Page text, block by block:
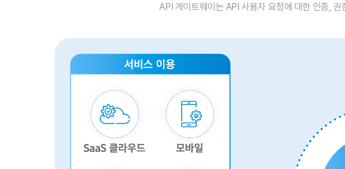
API 게이트웨이는 API 사용자 요청에 대한 인증,